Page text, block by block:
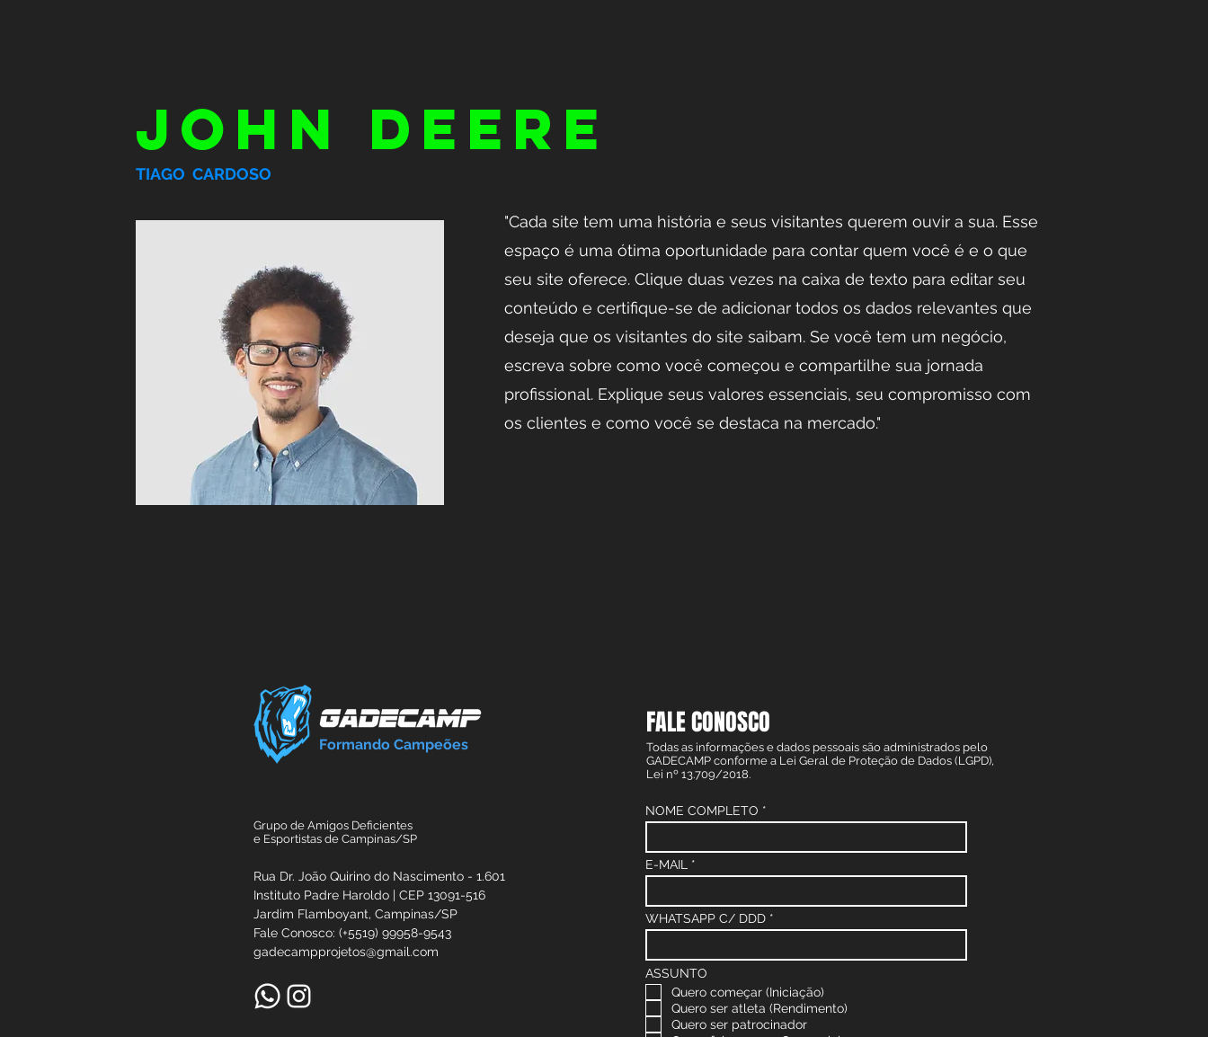
JOHN DEERE
TIAGO CARDOSO
​"Cada site tem uma história e seus visitantes querem ouvir a sua. Esse
espaço é uma ótima oportunidade para contar quem você é e o que
seu site oferece. Clique duas vezes na caixa de texto para editar seu
conteúdo e certifique-se de adicionar todos os dados relevantes que
deseja que os visitantes do site saibam. Se você tem um negócio,
escreva sobre como você começou e compartilhe sua jornada
profissional. Explique seus valores essenciais, seu compromisso com
os clientes e como você se destaca na mercado."
Formando Campeões
Grupo de Amigos Deficientes
e Esportistas de Campinas/SP
Rua Dr. João Quirino do Nascimento - 1.601
Instituto Padre Haroldo | CEP 13091-516
Jardim Flamboyant, Campinas/SP
Fale Conosco: (+5519) 99958-9543
gadecampprojetos@gmail.com
FALE CONOSCO
Todas as informações e dados pessoais são administrados pelo
GADECAMP conforme a Lei Geral de Proteção de Dados (LGPD),
Lei nº 13.709/2018.
NOME COMPLETO
E-MAIL
WHATSAPP C/ DDD
ASSUNTO
Quero começar (Iniciação)
Quero ser atleta (Rendimento)
Quero ser patrocinador